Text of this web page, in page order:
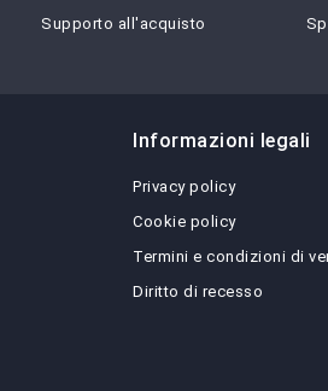
Supporto all'acquisto
Informazioni legali
Privacy policy
Cookie policy
Termini e condizioni di
Diritto di recesso